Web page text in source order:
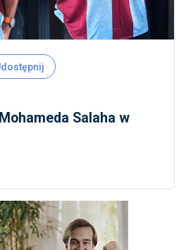
Salaha w